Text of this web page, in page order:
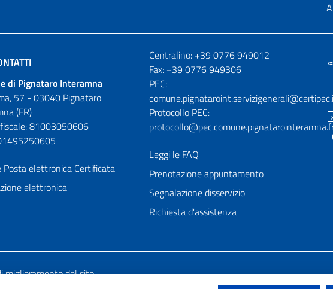
di Pignataro Interamna
57 - 03040 Pignataro
(FR)
81003050606
Posta elettronica Certificata
elettronica
Numeri utili
Centralino: +39 0776 949012
Fax: +39 0776 949306
PEC:
Protocollo PEC:
Leggi le FAQ
Prenotazione appuntamento
Segnalazione disservizio
Richiesta d'assistenza
miglioramento del sito